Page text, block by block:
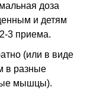
доза
и детям
3 приема.
(или в виде
в разные
мышцы).